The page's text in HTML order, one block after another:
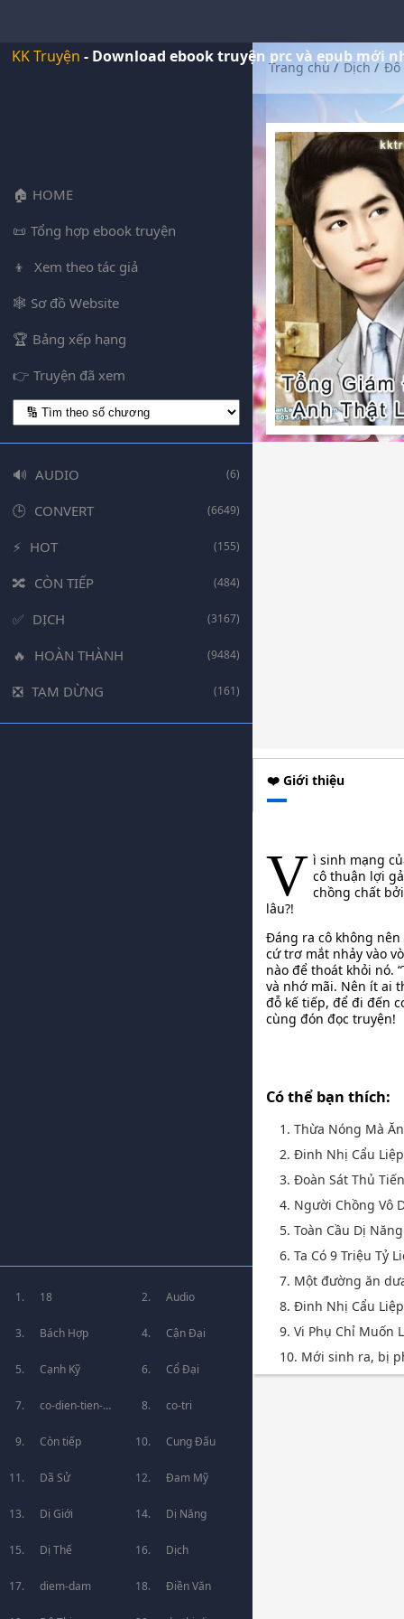
KK Truyện - Download ebook truyện prc và epub mới
HOME
Tổng hợp ebook truyện
Xem theo tác giả
Sơ đồ Website
Bảng xếp hạng
Truyện đã xem
AUDIO (6)
CONVERT (6649)
HOT (155)
CÒN TIẾP (484)
DỊCH (3167)
HOÀN THÀNH (9484)
TẠM DỪNG (161)
18 Audio
Bách Hợp Cận Đại
Cạnh Kỹ Cổ Đại
co-dien-tien-
hiep
co-tri
Còn tiếp Cung Đấu
Dã Sử Đam Mỹ
Dị Giới Dị Năng
Dị Thế Dịch
diem-dam Điền Văn
Trang chủ/ Dịch / Đô
❤️ Giới thiệu
V ì sinh mạng
cô thuận lợi
chồng chất
lâu?!
Đáng ra cô không
cứ trơ mắt nhảy vào
nào để thoát khỏi nó.
và nhớ mãi. Nên ít ai
đỗ kế tiếp, để đi đến
cùng đón đọc truyện!
Có thể bạn thích:
1. Thừa Nóng Mà Ăn
2. Đinh Nhị Cẩu
3. Đoàn Sát Thủ
4. Người Chồng Vô
5. Toàn Cầu Dị
6. Ta Có 9 Triệu Tỷ
7. Một đường ăn
8. Đinh Nhị Cẩu
9. Vi Phụ Chỉ Muốn
10. Mới sinh ra, bị